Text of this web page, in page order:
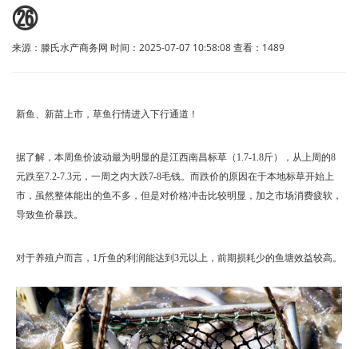
㉖
来源：滕氏水产商务网 时间：2025-07-07 10:58:08 查看： 1489
新鱼、新苗上市，草鱼行情进入下行通道！
据了解，本周鱼价波动最为明显的是江西南昌标草（1.7-1.8斤），从上周的8
元跌至7.2-7.3元，一周之内大跌7-8毛钱。而跌价的原因在于本地标草开始上
市，虽然整体能出的鱼不多，但是对价格冲击比较明显，加之市场消费疲软，
导致鱼价暴跌。
对于养殖户而言，1斤鱼的利润能达到3元以上，前期损耗少的鱼塘效益较高。